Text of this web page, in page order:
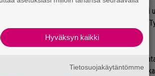
Anthrax
biisillään Mike
”Tässä ei
A.W. Yrjänä
Hyväksyn kaikki
Tietosuojakäytäntömme